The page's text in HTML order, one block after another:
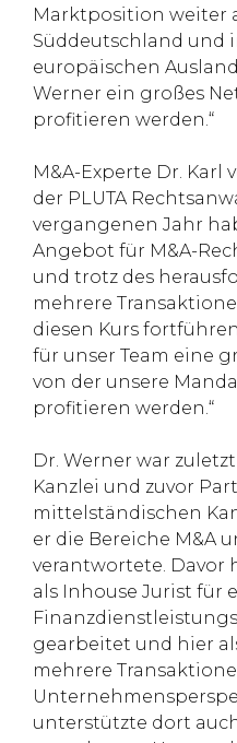
Marktposition weiter
Süddeutschland und
europäischen
Werner ein großes
profitieren werden.“
M&A-Experte Dr. Karl
der PLUTA
vergangenen Jahr
Angebot für M&A-
und trotz des
mehrere
diesen Kurs
für unser Team eine
von der unsere
profitieren werden.“
Dr. Werner war
Kanzlei und zuvor
mittelständischen
er die Bereiche M&A
verantwortete. Davor
als Inhouse Jurist für
gearbeitet und hier
mehrere
unterstützte dort